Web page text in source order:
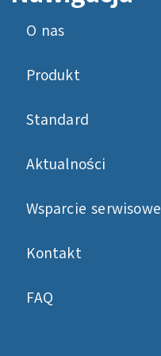
O nas
Produkt
Standard
Aktualności
Wsparcie serwisowe
Kontakt
FAQ